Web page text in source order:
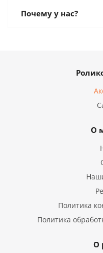
Почему у нас?
О
Политика
Политика
О